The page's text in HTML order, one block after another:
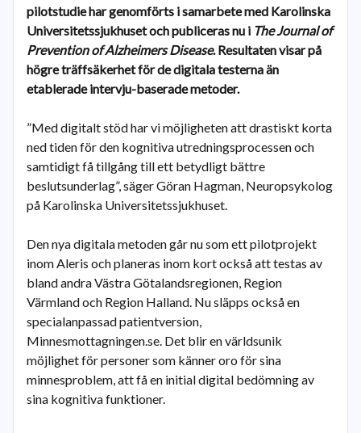
pilotstudie har genomförts i samarbete med Karolinska
Universitetssjukhuset och publiceras nu i The Journal of
Prevention of Alzheimers Disease. Resultaten visar på
högre träffsäkerhet för de digitala testerna än
etablerade intervju-baserade metoder.
”Med digitalt stöd har vi möjligheten att drastiskt korta
ned tiden för den kognitiva utredningsprocessen och
samtidigt få tillgång till ett betydligt bättre
beslutsunderlag”, säger Göran Hagman, Neuropsykolog
på Karolinska Universitetssjukhuset.
Den nya digitala metoden går nu som ett pilotprojekt
inom Aleris och planeras inom kort också att testas av
bland andra Västra Götalandsregionen, Region
Värmland och Region Halland. Nu släpps också en
specialanpassad patientversion,
Minnesmottagningen.se. Det blir en världsunik
möjlighet för personer som känner oro för sina
minnesproblem, att få en initial digital bedömning av
sina kognitiva funktioner.